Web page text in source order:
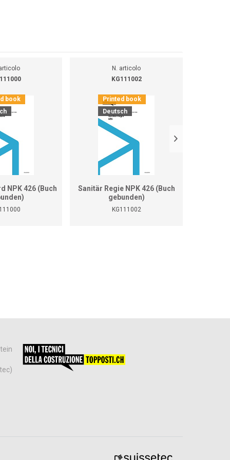
book
NPK 426 (Buch
N. articolo
KG111002
Printed book
Deutsch
Sanitär Regie NPK 426 (Buch
gebunden)
KG111002